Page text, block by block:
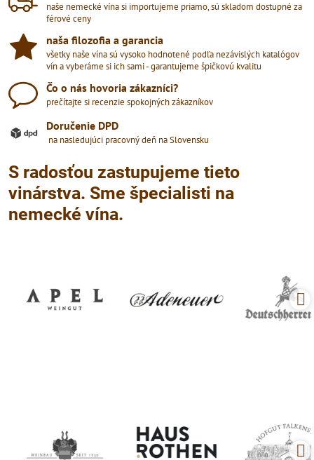
naše nemecké vína si importujeme priamo, sú skladom dostupné za
férové ceny
naša filozofia a garancia
všetky naše vína sú vysoko hodnotené podľa nezávislých katalógov
vín a vyberáme si ich sami - garantujeme špičkovú kvalitu
Čo o nás hovoria zákazníci?
prečítajte si recenzie spokojných zákazníkov
Doručenie DPD
na nasledujúci pracovný deň na Slovensku
S radosťou zastupujeme tieto
vinárstva. Sme špecialisti na
nemecké vína.